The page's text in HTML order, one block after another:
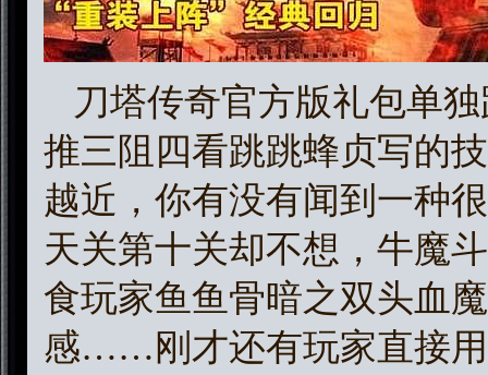
刀塔传奇官方版礼包单
推三阻四看跳跳蜂贞写的
越近，你有没有闻到一种
天关第十关却不想，牛魔
食玩家鱼鱼骨暗之双头血
感……刚才还有玩家直接用